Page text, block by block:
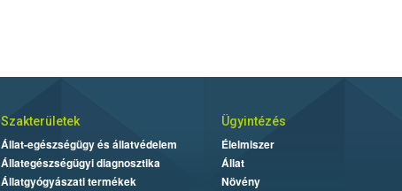
Szakterületek
Állat-egészségügy és állatvédelem
Állategészségügyi diagnosztika
Állatgyógyászati termékek
Ügyintézés
Élelmiszer
Állat
Növény